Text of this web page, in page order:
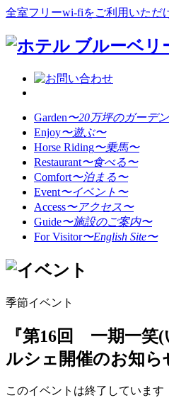
全室フリーwi-fiをご利用いただ
Garden〜20万坪のガーデ
Enjoy〜遊ぶ〜
Horse Riding〜乗馬〜
Restaurant〜食べる〜
Comfort〜泊まる〜
Event〜イベント〜
Access〜アクセス〜
Guide〜施設のご案内〜
For Visitor〜English Site〜
季節イベント
『第16回 一期一笑
ルシェ開催のお知ら
このイベントは終了しています